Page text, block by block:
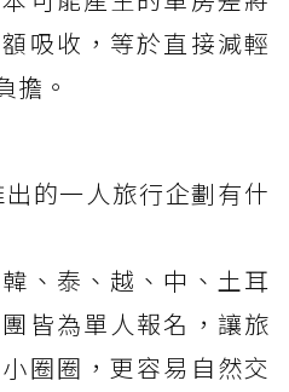
吸收，等於直接減輕
擔。
的一人旅行企劃有什
、泰、越、中、土耳
皆為單人報名，讓旅
圈圈，更容易自然交